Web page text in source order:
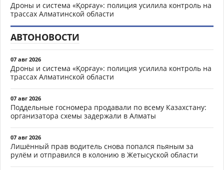
Дроны и система «Қорғау»: полиция усилила контроль на
трассах Алматинской области
АВТОНОВОСТИ
07 авг 2026
Дроны и система «Қорғау»: полиция усилила контроль на
трассах Алматинской области
07 авг 2026
Поддельные госномера продавали по всему Казахстану:
организатора схемы задержали в Алматы
07 авг 2026
Лишённый прав водитель снова попался пьяным за
рулём и отправился в колонию в Жетысуской области